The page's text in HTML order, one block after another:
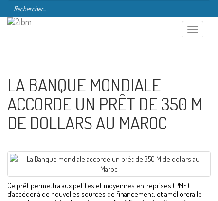
Toggle
LA BANQUE MONDIALE
ACCORDE UN PRÊT DE 350 M
DE DOLLARS AU MAROC
Ce prêt permettra aux petites et moyennes entreprises (PME)
d’accéder à de nouvelles sources de financement, et améliorera le